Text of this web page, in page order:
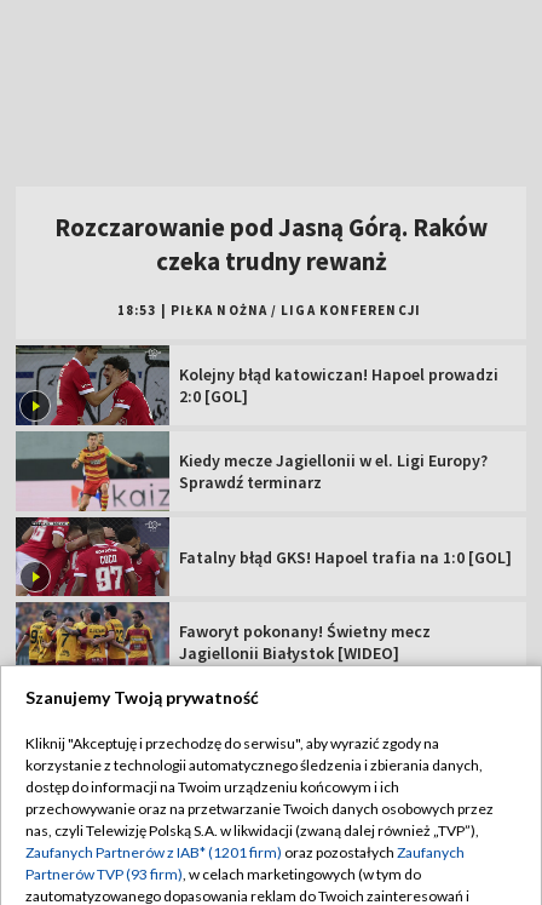
Kiedy mecze Jagiellonii w el. Ligi Europy?
Sprawdź terminarz
Faworyt pokonany! Świetny mecz
Świątek idzie za ciosem! Szybka wygrana w
Abonament TVP
Sklep TVP
Biuro Reklamy
Oferta Handlowa
Regulamin TVP
Polityka prywatności
Moje zgody
Biuro reklamy
Szanujemy Twoją prywatność
Kliknij "Akceptuję i przechodzę do serwisu", aby wyrazić zgody na
korzystanie z technologii automatycznego śledzenia i zbierania danych,
dostęp do informacji na Twoim urządzeniu końcowym i ich
przechowywanie oraz na przetwarzanie Twoich danych osobowych przez
nas, czyli Telewizję Polską S.A. w likwidacji (zwaną dalej również „TVP”),
Zaufanych Partnerów z IAB* (1201 firm) oraz pozostałych Zaufanych
Partnerów TVP (93 firm), w celach marketingowych (w tym do
zautomatyzowanego dopasowania reklam do Twoich zainteresowań i